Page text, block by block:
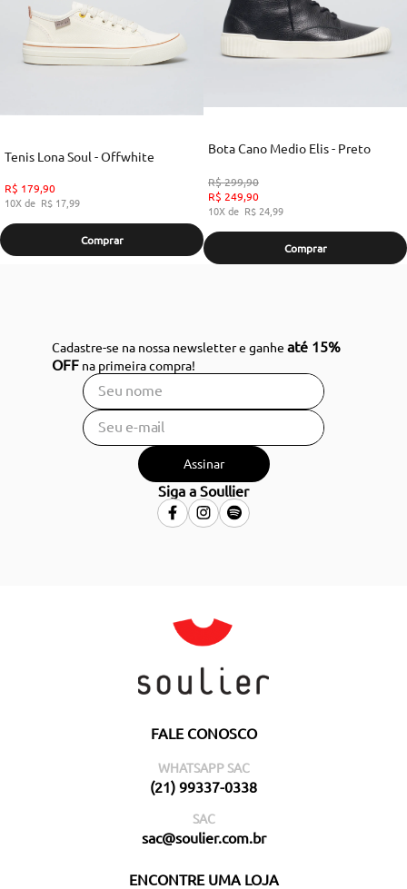
Tenis Lona Soul - Offwhite
R$ 179,90
10
R$ 17,99
Comprar
Bota Cano Medio Elis - Preto
R$299,90
R$ 249,90
10
R$ 24,99
Comprar
Cadastre-se na nossa newsletter e ganheaté 15%
OFF na primeira compra!
Assinar
Siga a Soullier
FALE CONOSCO
WHATSAPP SAC
(21) 99337-0338
SAC
sac@soulier.com.br
ENCONTRE UMA LOJA